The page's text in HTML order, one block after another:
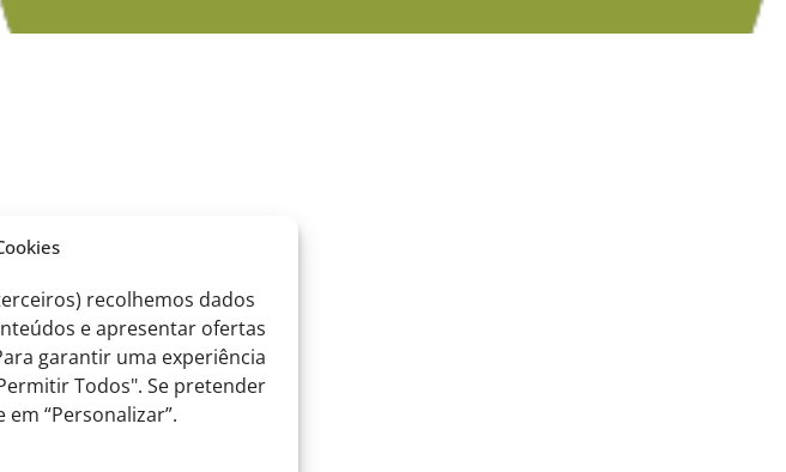
recolhemos dados
e apresentar ofertas
garantir uma experiência
Todos". Se pretender
“Personalizar”.
Ministério da Educação e
Colaboradores serão testados.
qual solicitamos a
educando.